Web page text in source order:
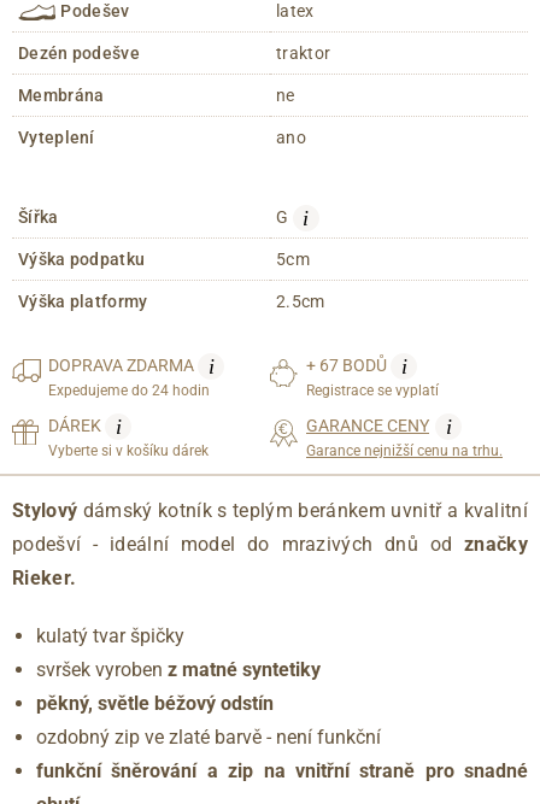
Podešev latex
Dezén podešve traktor
Membrána ne
Vyteplení ano
Šířka G i
Výška podpatku 5cm
Výška platformy 2.5cm
DOPRAVAZDARMA i
Expedujeme do 24 hodin
+ 67 BODŮ i
Registrace se vyplatí
DÁREK i
Vyberte si v košíku dárek
GARANCE CENY i
Garance nejnižší cenu na trhu.
Stylový dámský kotník s teplým beránkem uvnitř a kvalitní
podešví - ideální model do mrazivých dnů odznačky
Rieker.
kulatý tvar špičky
svršek vyroben z matné syntetiky
pěkný, světle béžový odstín
ozdobný zip ve zlaté barvě - není funkční
funkční šněrování a zip na vnitřní straně pro snadné